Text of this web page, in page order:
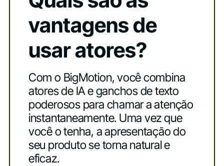
vantagens de
usar atores?
Com o BigMotion, você combina
atores de IA e ganchos de texto
poderosos para chamar a atenção
instantaneamente. Uma vez que
você o tenha, a apresentação do
seu produto se torna natural e
eficaz.